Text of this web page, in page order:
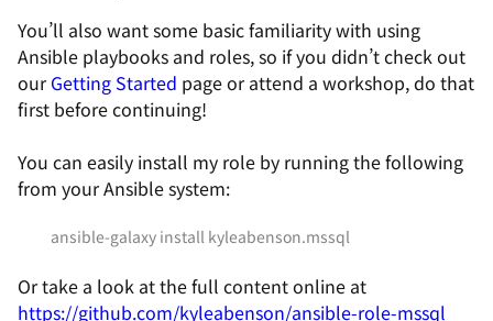
You’ll also want some basic familiarity with using
Ansible playbooks and roles, so if you didn’t check out
ourGetting Started page or attend a workshop, do that
first before continuing!
You can easily install my role by running the following
from your Ansible system:
ansible-galaxy install kyleabenson.mssql
Or take a look at the full content online at
https://github.com/kyleabenson/ansible-role-mssql